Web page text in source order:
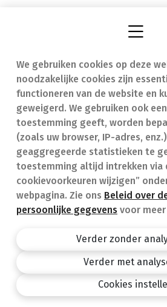
We gebruiken cookies op deze
noodzakelijke cookies zijn
functioneren van de website en
geweigerd. We gebruiken ook
toestemming geeft, worden
(zoals uw browser, IP-adres,
geaggregeerde statistieken te
toestemming altijd intrekken via
cookievoorkeuren wijzigen”
webpagina. Zie ons Beleid over
persoonlijke gegevens voor
Verder zonder
Verder met
Cookies
Vind een apotheek
Onze expertise
Ziekten
Geneesmiddelen
In
(FAQ)
Apotheek.be
Algemene
design by